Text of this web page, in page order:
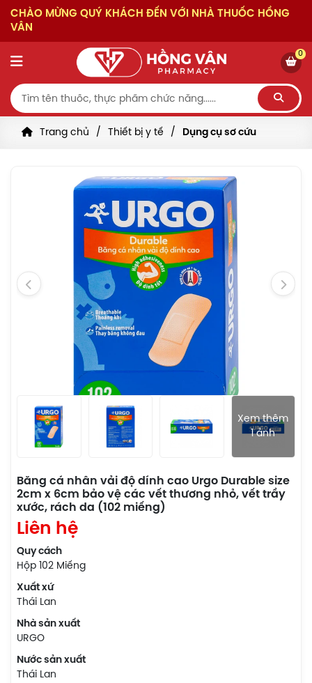
CHÀO MỪNG QUÝ KHÁCH ĐẾN VỚI NHÀ THUỐC HỒNG
VÂN
0
Trang chủ Thiết bị y tế Dụng cụ sơ cứu
Xem thêm
1 ảnh
Băng cá nhân vải độ dính cao Urgo Durable size
2cm x 6cm bảo vệ các vết thương nhỏ, vết trầy
xước, rách da (102 miếng)
Liên hệ
Quy cách
Hộp 102 Miếng
Xuất xứ
Thái Lan
Nhà sản xuất
URGO
Nước sản xuất
Thái Lan